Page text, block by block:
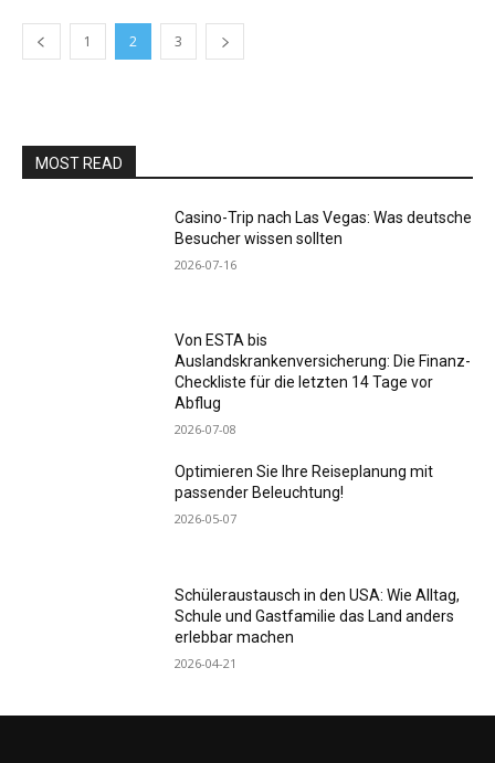
1 2 3
MOST READ
Casino-Trip nach Las Vegas: Was deutsche
Besucher wissen sollten
2026-07-16
Von ESTA bis
Auslandskrankenversicherung: Die Finanz-
Checkliste für die letzten 14 Tage vor
Abflug
2026-07-08
Optimieren Sie Ihre Reiseplanung mit
passender Beleuchtung!
2026-05-07
Schüleraustausch in den USA: Wie Alltag,
Schule und Gastfamilie das Land anders
erlebbar machen
2026-04-21